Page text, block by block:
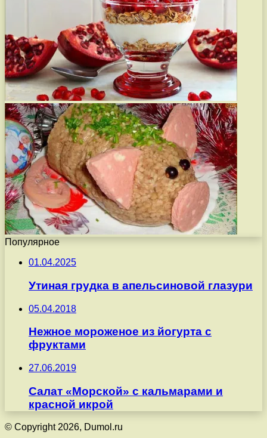
Популярное
01.04.2025
Утиная грудка в апельсиновой глазури
05.04.2018
Нежное мороженое из йогурта с
фруктами
27.06.2019
Салат «Морской» с кальмарами и
красной икрой
© Copyright 2026, Dumol.ru